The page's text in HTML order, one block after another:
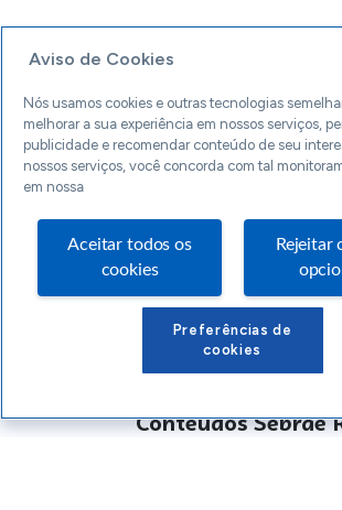
Conteúdos Sebrae
Aviso de Cookies
Nós usamos cookies e outras tecnologias
melhorar a sua experiência em nossos serviços,
publicidade e recomendar conteúdo de seu
nossos serviços, você concorda com tal
em nossa
Aceitar todos os
cookies
Rejeitar
Preferências de
cookies